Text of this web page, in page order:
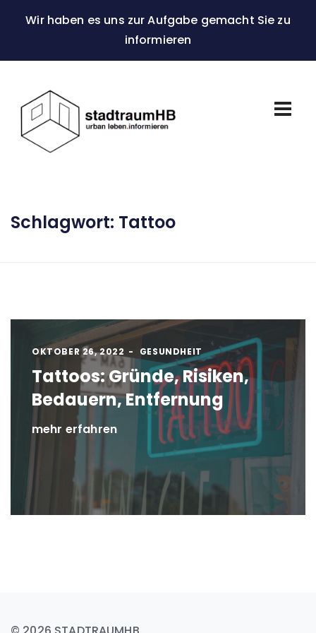
Wir haben es uns zur Aufgabe gemacht Sie zu
informieren
Schlagwort: Tattoo
OKTOBER 26, 2022 GESUNDHEIT
Tattoos: Gründe, Risiken,
Bedauern, Entfernung
mehr erfahren